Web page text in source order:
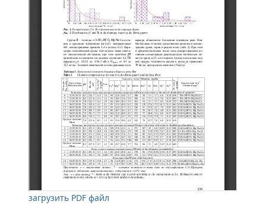
загрузить PDF файл